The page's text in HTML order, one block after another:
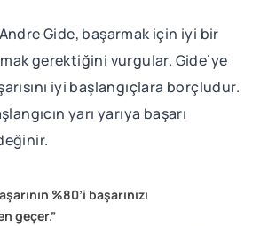
Gide, başarmak için iyi bir
gerektiğini vurgular. Gide’ye
iyi başlangıçlara borçludur.
yarı yarıya başarı
%80’i başarınızı
geçer.”